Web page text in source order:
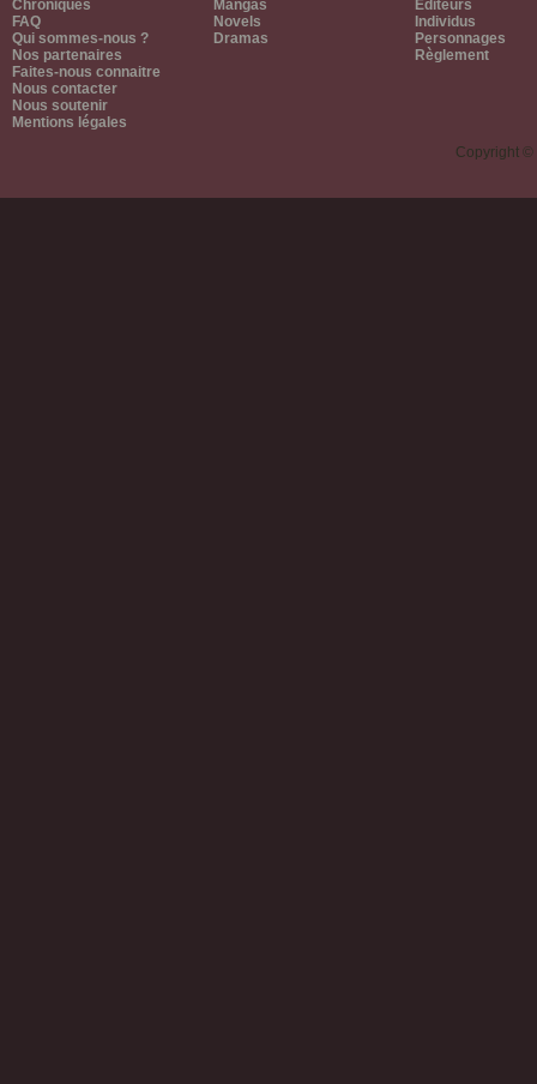
Chroniques
FAQ
Qui sommes-nous ?
Nos partenaires
Faites-nous connaitre
Nous contacter
Nous soutenir
Mentions légales
Mangas
Novels
Dramas
Editeurs
Individus
Personnages
Règlement
Copyright ©